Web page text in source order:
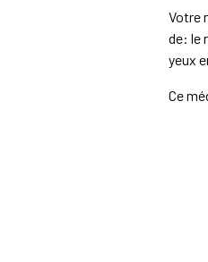
Votre
de: le
yeux
Ce